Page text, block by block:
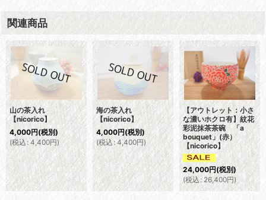
関連商品
山の茶入れ
【nicorico】
4,000円(税別)
(税込: 4,400円)
海の茶入れ
【nicorico】
4,000円(税別)
(税込: 4,400円)
【アウトレット：小さ
な濃いホクロ有】紋花
彩泥抹茶茶碗 「a
bouquet」(赤）
【nicorico】
24,000円(税別)
(税込: 26,400円)